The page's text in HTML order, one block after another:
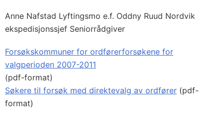
Anne Nafstad Lyftingsmo e.f. Oddny Ruud Nordvik
ekspedisjonssjef Seniorrådgiver
Forsøkskommuner for ordførerforsøkene for
valgperioden 2007-2011
(pdf-format)
Søkere til forsøk med direktevalg av ordfører (pdf-
format)